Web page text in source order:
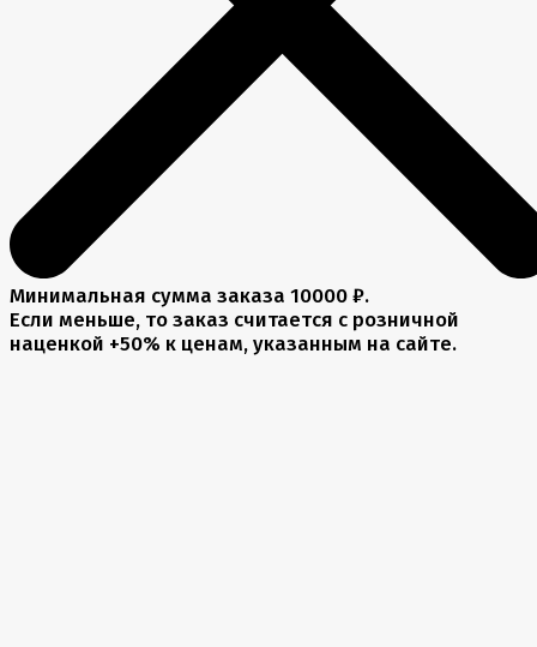
Минимальная сумма заказа 10000 ₽.
Если меньше, то заказ считается с розничной
наценкой +50% к ценам, указанным на сайте.